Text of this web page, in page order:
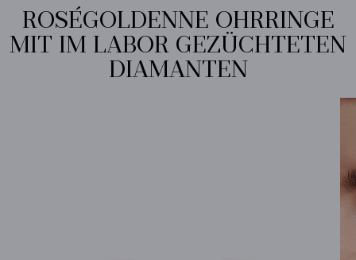
ROSÉGOLDENNE OHRRINGE
MIT IM LABOR GEZÜCHTETEN
DIAMANTEN